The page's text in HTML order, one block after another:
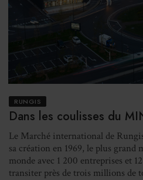
RUNGIS
Dans les coulisses du
Le Marché international de
sa création en 1969, le plus grand
monde avec 1 200 entreprises et
transiter près de trois millions de